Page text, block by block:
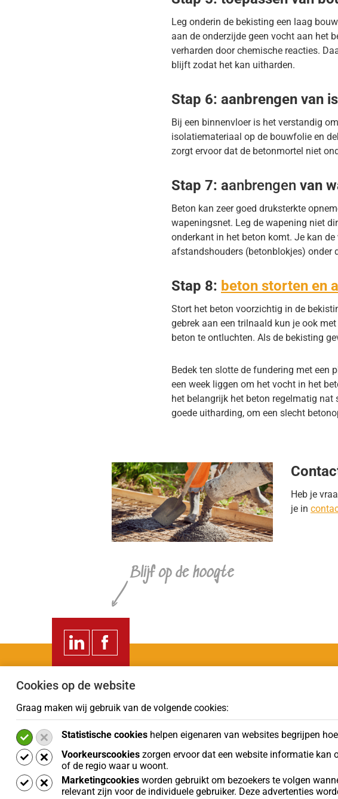
Cookies op de website
Graag maken wij gebruik van de volgende cookies:
Statistische cookieshelpen eigenaren van websites begrijpen
Voorkeurscookieszorgen ervoor dat een website informatie kan
of de regio waar u woont.
Marketingcookiesworden gebruikt om bezoekers te volgen
relevant zijn voor de individuele gebruiker. Deze advertenties
Leg onderin de bekisting een laag
aan de onderzijde geen vocht aan het
verharden door chemische reacties.
blijft zodat het kan uitharden.
Stap 6: aanbrengen van
Bij een binnenvloer is het verstandig
isolatiemateriaal op de bouwfolie en
zorgt ervoor dat de betonmortel niet
Stap 7: aanbrengen van
Beton kan zeer goed druksterkte
wapeningsnet. Leg de wapening niet
onderkant in het beton komt. Je kan
afstandshouders (betonblokjes) onder
Stap 8: beton storten en
Stort het beton voorzichtig in de
gebrek aan een trilnaald kun je ook
beton te ontluchten. Als de bekisting
Bedek ten slotte de fundering met een
een week liggen om het vocht in het
het belangrijk het beton regelmatig
goede uitharding, om een slecht
Heb je
je in
Veilig betalen